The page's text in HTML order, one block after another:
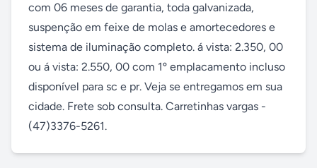
com 06 meses de garantia, toda galvanizada,
suspenção em feixe de molas e amortecedores e
sistema de iluminação completo. á vista: 2.350, 00
ou á vista: 2.550, 00 com 1º emplacamento incluso
disponível para sc e pr. Veja se entregamos em sua
cidade. Frete sob consulta. Carretinhas vargas -
(47)3376-5261.